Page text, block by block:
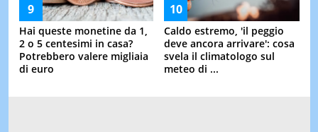
Hai queste monetine da 1,
2 o 5 centesimi in casa?
Potrebbero valere migliaia
di euro
Caldo estremo, 'il peggio
deve ancora arrivare': cosa
svela il climatologo sul
meteo di ...